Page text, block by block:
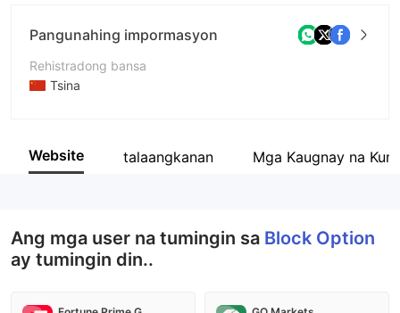
Pangunahing impormasyon
Rehistradong bansa
Tsina
Kumpanya
Website talaangkanan Mga Kaugnay na
Ang mga user na tumingin sa Block Option
ay tumingin din..